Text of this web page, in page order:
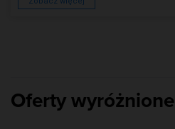
Oferty wyróżnione